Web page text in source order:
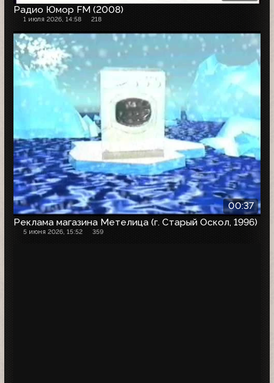
Радио Юмор FM (2008)
1 июля 2026, 14:58 218
00:37
Реклама магазина Метелица (г. Старый Оскол, 1996)
5 июня 2026, 15:52 359